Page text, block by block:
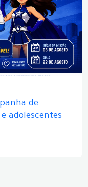
de
adolescentes